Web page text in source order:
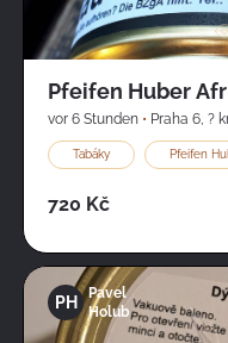
Pfeifen Huber
vor 6 Stunden • Praha 6, ?
Tabáky Pfeifen
720 Kč
PH
Pavel
Holub